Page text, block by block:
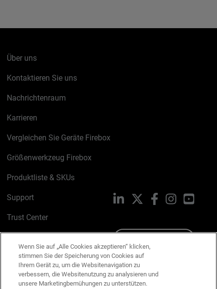
Über uns
Kontaktieren Sie uns
Nachrichtenraum
Karrieren
Vergleichen Sie Geräte Firebox
Größenwerkzeug Firebox
Produktliste & SKUs
Support
Trust Center
Cookie-Richtlinie
Datenschutzrichtlinie
LinkedIn FacebookInstagram
Wenn Sie auf „Alle Cookies akzeptieren“ klicken,
stimmen Sie der Speicherung von Cookies auf
Ihrem Gerät zu, um die Websitenavigation zu
verbessern, die Websitenutzung zu analysieren und
unsere Marketingbemühungen zu unterstützen.